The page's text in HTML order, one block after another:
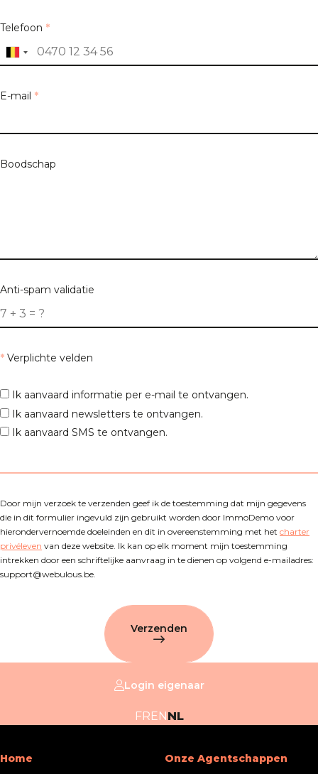
Telefoon *
E-mail *
Boodschap
Anti-spam validatie
* Verplichte velden
Ik aanvaard informatie per e-mail te ontvangen.
Ik aanvaard newsletters te ontvangen.
Ik aanvaard SMS te ontvangen.
Door mijn verzoek te verzenden geef ik de toestemming dat mijn gegevens
die in dit formulier ingevuld zijn gebruikt worden door ImmoDemo voor
hierondervernoemde doeleinden en dit in overeenstemming met het charter
privéleven van deze website. Ik kan op elk moment mijn toestemming
intrekken door een schriftelijke aanvraag in te dienen op volgend e-mailadres:
support@webulous.be.
Verzenden
Login eigenaar
FRENNL
Home Onze Agentschappen